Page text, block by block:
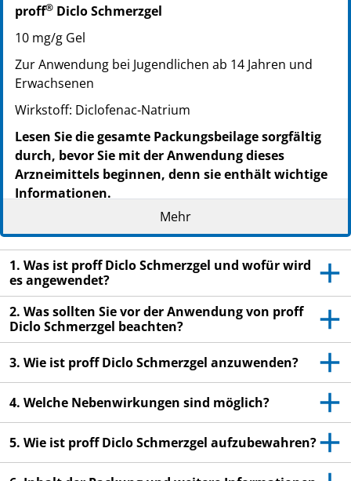
proff® Diclo Schmerzgel
10 mg/g Gel
Zur Anwendung bei Jugendlichen ab 14 Jahren und
Erwachsenen
Wirkstoff: Diclofenac-Natrium
Lesen Sie die gesamte Packungsbeilage sorgfältig
durch, bevor Sie mit der Anwendung dieses
Arzneimittels beginnen, denn sie enthält wichtige
Informationen.
Wenden Sie dieses Arzneimittel immer genau wie in
dieser Packungsbeilage beschrieben bzw. genau nach
Anweisung Ihres Arztes oder Apothekers an.
Heben Sie die Packungsbeilage auf. Vielleicht
möchten Sie diese später nochmals lesen.
Fragen Sie Ihren Apotheker, wenn Sie weitere
Informationen oder einen Rat benötigen.
Wenn Sie Nebenwirkungen bemerken, wenden Sie
sich an Ihren Arzt oder Apotheker. Dies gilt auch
für Nebenwirkungen, die nicht in dieser
Packungsbeilage angegeben sind. Siehe Abschnitt
4.
Wenn Sie sich nach 3 Tagen nicht besser oder gar
Mehr
1. Was ist proff Diclo Schmerzgel und wofür wird
es angewendet?
2. Was sollten Sie vor der Anwendung von proff
Diclo Schmerzgel beachten?
3. Wie ist proff Diclo Schmerzgel anzuwenden?
4. Welche Nebenwirkungen sind möglich?
5. Wie ist proff Diclo Schmerzgel aufzubewahren?